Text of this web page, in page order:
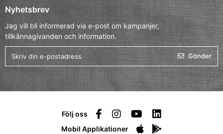
Nyhetsbrev
Jag vill bli informerad via e-post om kampanjer,
tillkännagivanden och information.
Gönder
Följ oss
Mobil Applikationer